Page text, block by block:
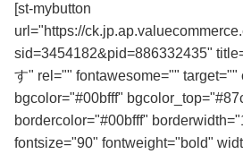
[st-mybutton
url="https://
sid=3454182&pid=886332435"
す" rel="" fontawesome="" target=""
bgcolor="#00bfff"
bordercolor="#00bfff"
fontsize="90" fontweight="bold"